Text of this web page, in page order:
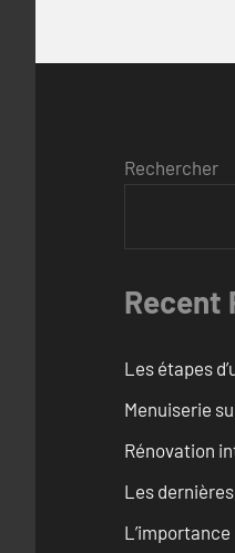
Rechercher
Recent
Les étapes
Menuiserie
Rénovation
Les